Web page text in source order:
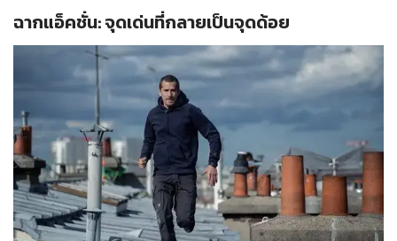
ฉากแอ็คชั่น: จุดเด่นที่กลายเป็นจุดด้อย